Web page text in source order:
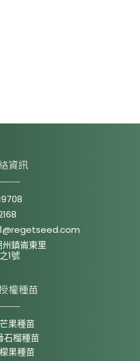
資訊
鎮崙東里
1號
權種苗
果種苗
石榴種苗
果種苗